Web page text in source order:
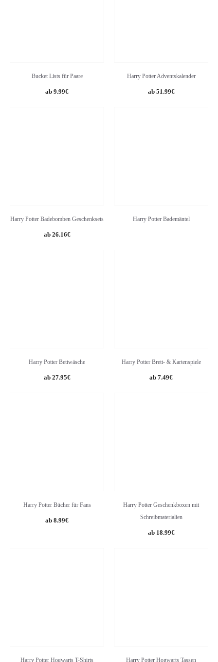
Bucket Lists für Paare
9.99€
Harry Potter Adventskalender
51.99€
Harry Potter Badebomben Geschenksets
26.16€
Harry Potter Bademäntel
Harry Potter Bettwäsche
Original
27.95€Current
Harry Potter Brett- & Kartenspiele
Original
7.49€Current
Harry Potter Bücher für Fans
8.99€
Harry Potter Geschenkboxen mit
Schreibmaterialien
18.99€
Harry Potter Hogwarts T-Shirts Harry Potter Hogwarts Tassen